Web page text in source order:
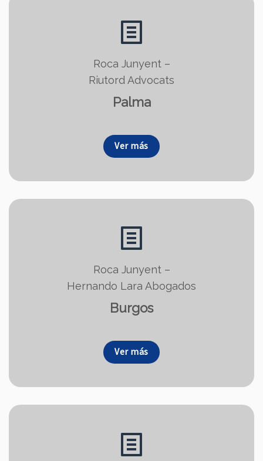
Roca Junyent –
Riutord Advocats
Palma
Ver más
Roca Junyent –
Hernando Lara Abogados
Burgos
Ver más